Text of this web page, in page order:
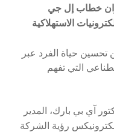
خطاب إل جي
الاستهلاكية
تحسين حياة الفرد عبر
التي تفهم
آي بي بارك، المدير
رؤية الشركة